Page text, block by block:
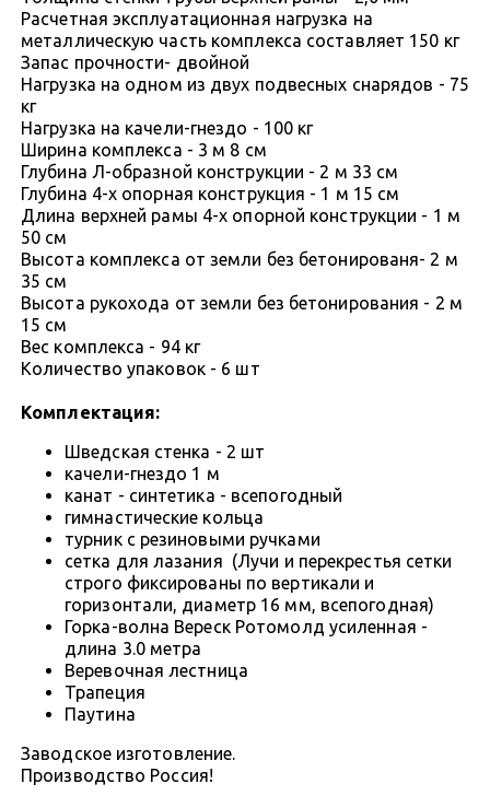
Расчетная эксплуатационная нагрузка на
металлическую часть комплекса составляет 150 кг
Запас прочности- двойной
Нагрузка на одном из двух подвесных снарядов - 75
кг
Нагрузка на качели-гнездо - 100 кг
Ширина комплекса - 3 м 8 см
Глубина Л-образной конструкции - 2 м 33 см
Глубина 4-х опорная конструкция - 1 м 15 см
Длина верхней рамы 4-х опорной конструкции - 1 м
50 см
Высота комплекса от земли без бетонированя- 2 м
35 см
Высота рукохода от земли без бетонирования - 2 м
15 см
Вес комплекса - 94 кг
Количество упаковок - 6 шт
Комплектация:
Шведская стенка - 2 шт
качели-гнездо 1 м
канат - синтетика - всепогодный
гимнастические кольца
турник с резиновыми ручками
сетка для лазания (Лучи и перекрестья сетки
строго фиксированы по вертикали и
горизонтали, диаметр 16 мм, всепогодная)
Горка-волна Вереск Ротомолд усиленная -
длина 3.0 метра
Веревочная лестница
Трапеция
Паутина
Заводское изготовление.
Производство Россия!